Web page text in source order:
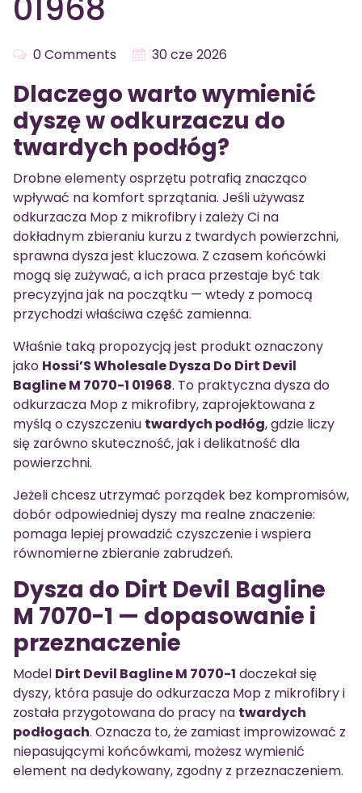
01968
0 Comments 30 cze 2026
Dlaczego warto wymienić
dyszę w odkurzaczu do
twardych podłóg?
Drobne elementy osprzętu potrafią znacząco
wpływać na komfort sprzątania. Jeśli używasz
odkurzacza Mop z mikrofibry i zależy Ci na
dokładnym zbieraniu kurzu z twardych powierzchni,
sprawna dysza jest kluczowa. Z czasem końcówki
mogą się zużywać, a ich praca przestaje być tak
precyzyjna jak na początku — wtedy z pomocą
przychodzi właściwa część zamienna.
Właśnie taką propozycją jest produkt oznaczony
jako Hossi’S Wholesale Dysza Do Dirt Devil
Bagline M 7070-1 01968. To praktyczna dysza do
odkurzacza Mop z mikrofibry, zaprojektowana z
myślą o czyszczeniu twardych podłóg, gdzie liczy
się zarówno skuteczność, jak i delikatność dla
powierzchni.
Jeżeli chcesz utrzymać porządek bez kompromisów,
dobór odpowiedniej dyszy ma realne znaczenie:
pomaga lepiej prowadzić czyszczenie i wspiera
równomierne zbieranie zabrudzeń.
Dysza do Dirt Devil Bagline
M 7070-1 — dopasowanie i
przeznaczenie
Model Dirt Devil Bagline M 7070-1 doczekał się
dyszy, która pasuje do odkurzacza Mop z mikrofibry i
została przygotowana do pracy na twardych
podłogach. Oznacza to, że zamiast improwizować z
niepasującymi końcówkami, możesz wymienić
element na dedykowany, zgodny z przeznaczeniem.